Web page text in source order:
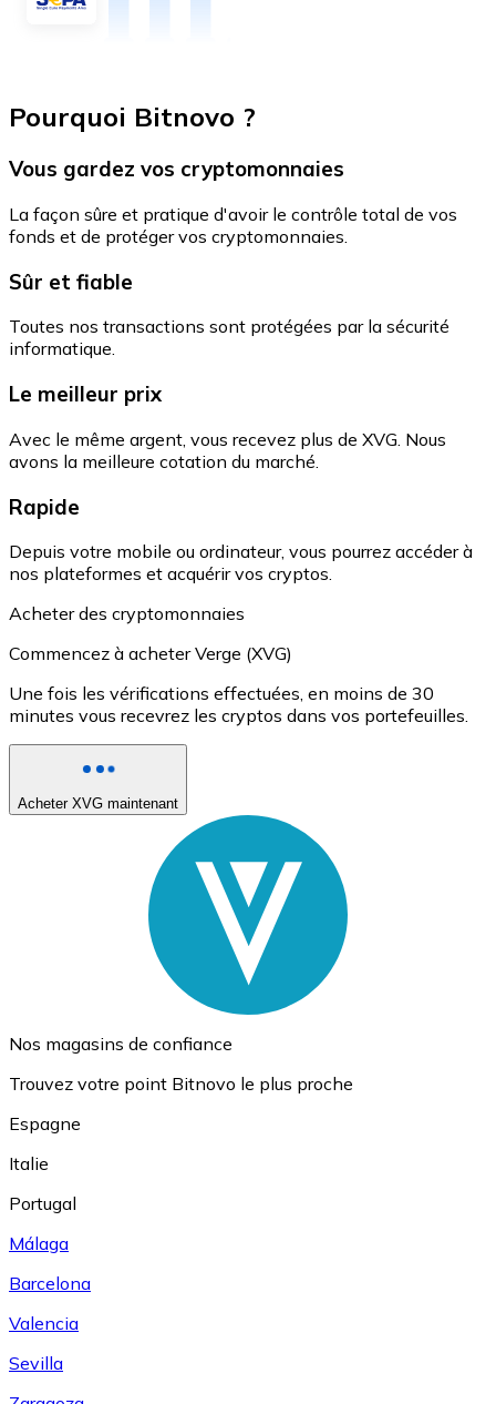
Pourquoi Bitnovo ?
Vous gardez vos cryptomonnaies
La façon sûre et pratique d'avoir le contrôle total de vos
fonds et de protéger vos cryptomonnaies.
Sûr et fiable
Toutes nos transactions sont protégées par la sécurité
informatique.
Le meilleur prix
Avec le même argent, vous recevez plus de XVG. Nous
avons la meilleure cotation du marché.
Rapide
Depuis votre mobile ou ordinateur, vous pourrez accéder à
nos plateformes et acquérir vos cryptos.
Acheter des cryptomonnaies
Commencez à acheter Verge (XVG)
Une fois les vérifications effectuées, en moins de 30
minutes vous recevrez les cryptos dans vos portefeuilles.
Acheter XVG maintenant
Nos magasins de confiance
Trouvez votre point Bitnovo le plus proche
Espagne
Italie
Portugal
Málaga
Barcelona
Valencia
Sevilla